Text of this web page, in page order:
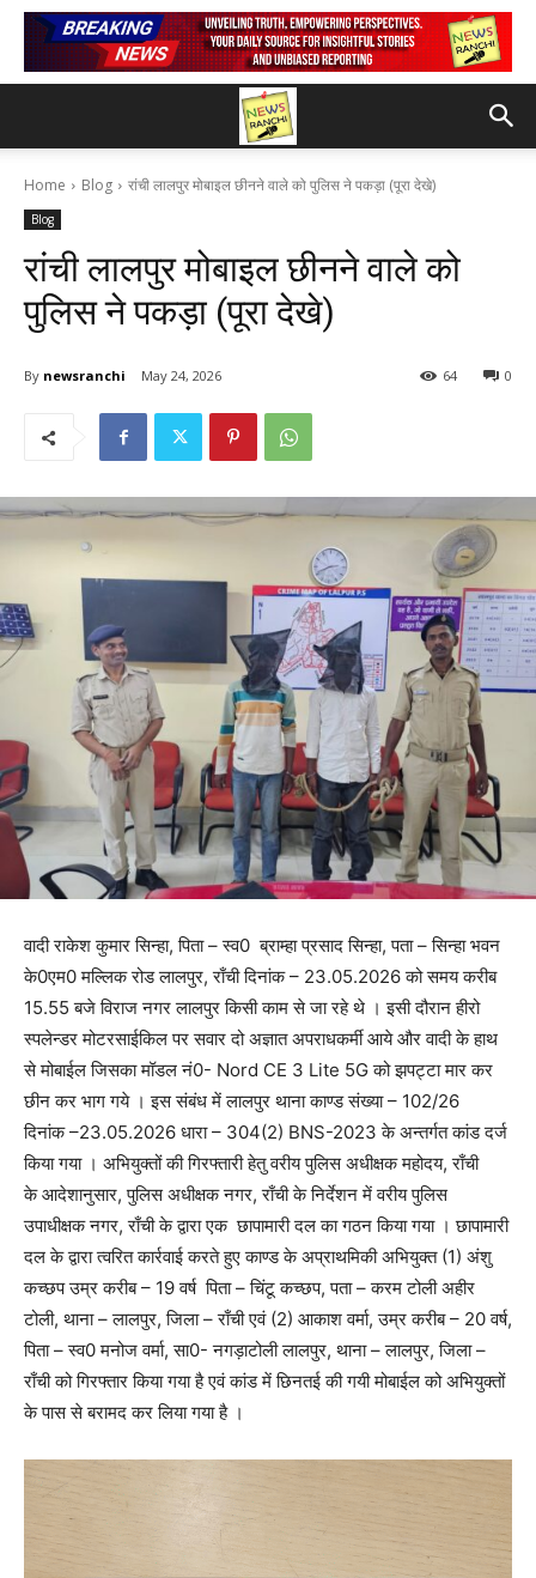
Home Blog रांची लालपुर मोबाइल छीनने वाले को पुलिस ने पकड़ा (पूरा देखे)
Blog
रांची लालपुर मोबाइल छीनने वाले को
पुलिस ने पकड़ा (पूरा देखे)
By newsranchi May 24, 2026 0
64
वादी राकेश कुमार सिन्हा, पिता – स्व0 ब्राम्हा प्रसाद सिन्हा, पता – सिन्हा भवन
के0एम0 मल्लिक रोड लालपुर, राँची दिनांक – 23.05.2026 को समय करीब
15.55 बजे विराज नगर लालपुर किसी काम से जा रहे थे । इसी दौरान हीरो
स्पलेन्डर मोटरसाईकिल पर सवार दो अज्ञात अपराधकर्मी आये और वादी के हाथ
से मोबाईल जिसका मॉडल नं0- Nord CE 3 Lite 5G को झपट्टा मार कर
छीन कर भाग गये । इस संबंध में लालपुर थाना काण्ड संख्या – 102/26
दिनांक –23.05.2026 धारा – 304(2) BNS-2023 के अन्तर्गत कांड दर्ज
किया गया । अभियुक्तों की गिरफ्तारी हेतु वरीय पुलिस अधीक्षक महोदय, राँची
के आदेशानुसार, पुलिस अधीक्षक नगर, राँची के निर्देशन में वरीय पुलिस
उपाधीक्षक नगर, राँची के द्वारा एक छापामारी दल का गठन किया गया । छापामारी
दल के द्वारा त्वरित कार्रवाई करते हुए काण्ड के अप्राथमिकी अभियुक्त (1) अंशु
कच्छप उम्र करीब – 19 वर्ष पिता – चिंटू कच्छप, पता – करम टोली अहीर
टोली, थाना – लालपुर, जिला – राँची एवं (2) आकाश वर्मा, उम्र करीब – 20 वर्ष,
पिता – स्व0 मनोज वर्मा, सा0- नगड़ाटोली लालपुर, थाना – लालपुर, जिला –
राँची को गिरफ्तार किया गया है एवं कांड में छिनतई की गयी मोबाईल को अभियुक्तों
के पास से बरामद कर लिया गया है ।